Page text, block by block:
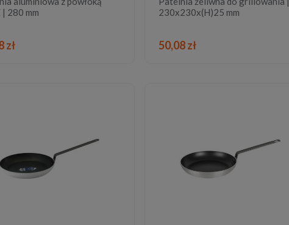
| 280 mm
zł
230x230x(H)25 mm
50,08 zł